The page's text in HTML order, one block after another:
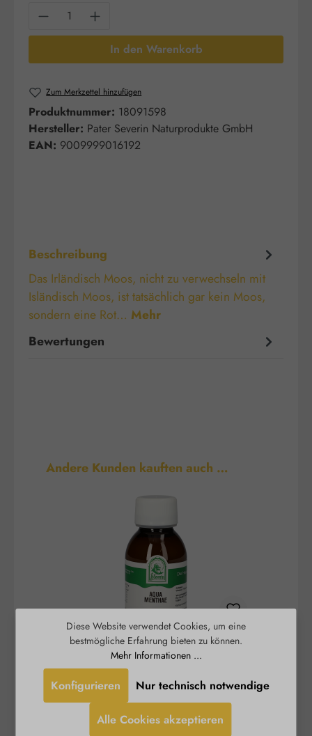
Produkt Anzahl: Gib den gewünschten
In den Warenkorb
Zum Merkzettel hinzufügen
Produktnummer: 18091598
Hersteller: Pater Severin Naturprodukte GmbH
EAN: 9009999016192
Beschreibung
Das Irländisch Moos, nicht zu verwechseln mit
Isländisch Moos, ist tatsächlich gar kein Moos,
sondern eine Rot… Mehr
Bewertungen
Produktgalerie überspringen
Andere Kunden kauften auch …
Aqua Menthae
Das St. Severin Aqua Menthae duftet weniger
ätherische Öl. Erhalten geblieben ist jedoch der
Diese Website verwendet Cookies, um eine
bestmögliche Erfahrung bieten zu können.
Mehr Informationen ...
Nur technisch notwendige
Konfigurieren
Alle Cookies akzeptieren